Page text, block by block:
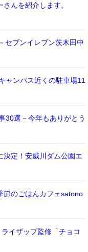
んを紹介します。
セブンイレブン茨木田中
ャンパス近くの駐車場11
30選－今年もありがとう
決定！安威川ダム公園エ
節のごはんカフェsatono
イザップ監修「チョコ